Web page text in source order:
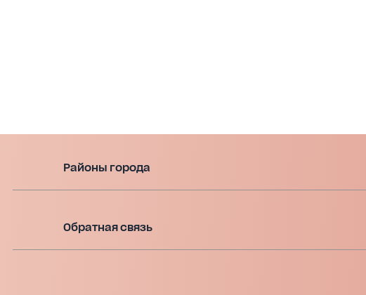
Районы города
Обратная связь